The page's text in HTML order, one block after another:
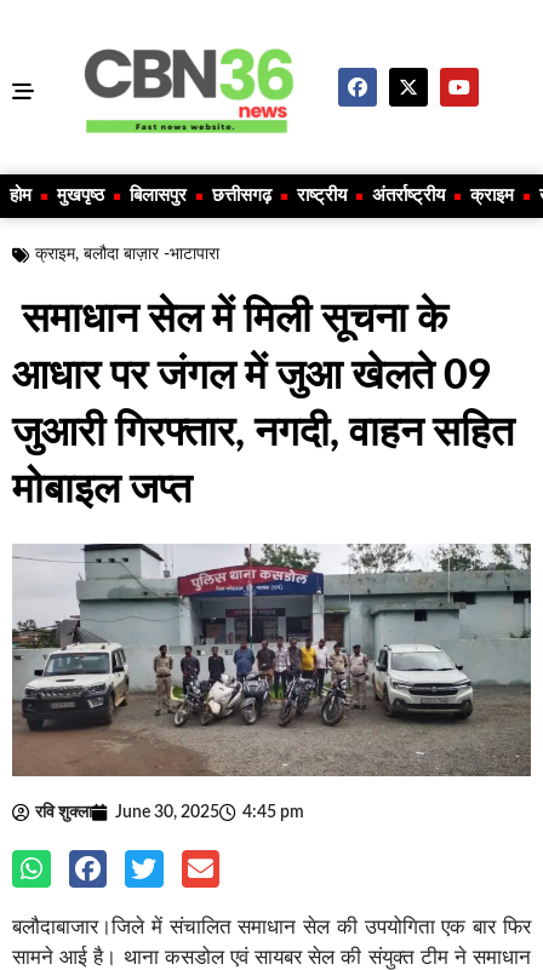
होम मुखपृष्ठ बिलासपुर छत्तीसगढ़ राष्ट्रीय अंतर्राष्ट्रीय क्राइम
क्राइम, बलौदा बाज़ार -भाटापारा
समाधान सेल में मिली सूचना के
आधार पर जंगल में जुआ खेलते 09
जुआरी गिरफ्तार, नगदी, वाहन सहित
मोबाइल जप्त
रवि शुक्ला June 30, 2025 4:45 pm
बलौदाबाजार।जिले में संचालित समाधान सेल की उपयोगिता एक बार फिर
सामने आई है। थाना कसडोल एवं सायबर सेल की संयुक्त टीम ने समाधान